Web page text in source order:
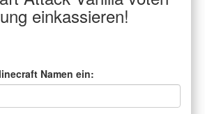
einkassieren!
Namen ein: